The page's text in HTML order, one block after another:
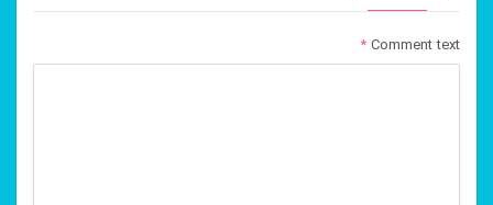
Comment text
*